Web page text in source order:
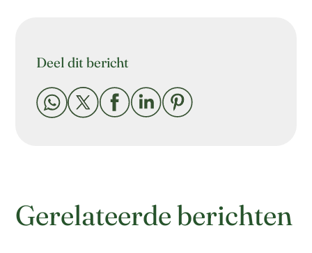
Deel dit bericht
    
Gerelateerde berichten